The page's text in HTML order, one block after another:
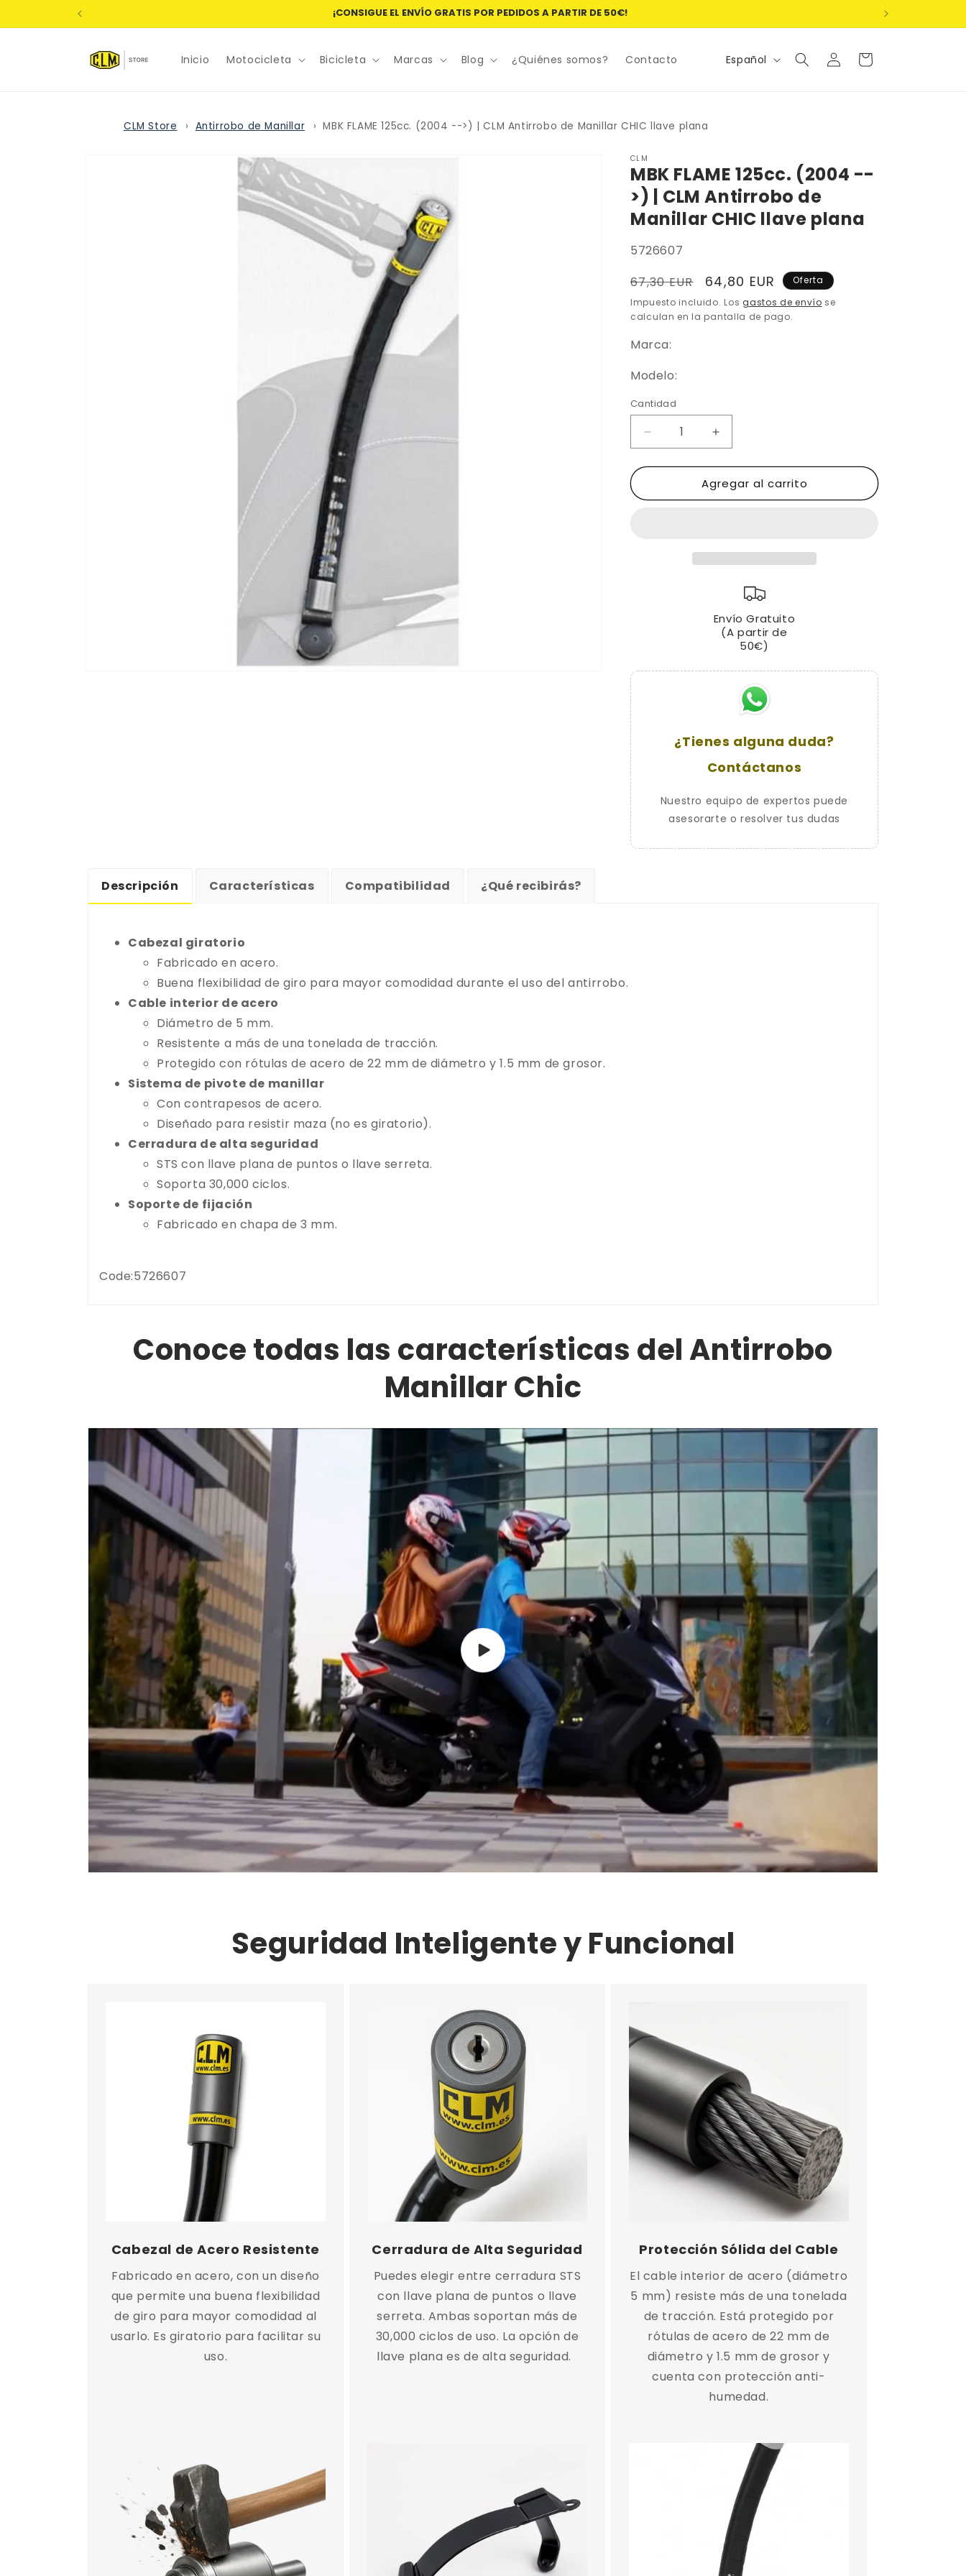
directamente
al contenido
¡CONSIGUE EL ENVÍO GRATIS POR PEDIDOS A PARTIR DE 50€!
Inicio Motocicleta Bicicleta Marcas Blog ¿Quiénes somos? Contacto Idioma
Español
Iniciar
sesión
Carrito
CLM Store Antirrobo de Manillar MBK FLAME 125cc. (2004 -->) | CLM Antirrobo de Manillar CHIC llave plana
CLM
MBK FLAME 125cc. (2004 --
>) | CLM Antirrobo de
Manillar CHIC llave plana
SKU:
5726607
Precio
habitual
67,30 EUR
Precio
de
oferta
64,80 EUR
Oferta
Impuesto incluido. Losgastos de envío se
calculan en la pantalla de pago.
Marca:
Modelo:
Cantidad
Reducir
cantidad
para
FLAME
Aumentar
cantidad
para
MBK
FLAME
Antirrobo
de
Manillar
plana
Agregar al carrito
Envío Gratuito
(A partir de
50€)
¿Tienes alguna duda?
Contáctanos
Nuestro equipo de expertos puede
asesorarte o resolver tus dudas
Descripción Características Compatibilidad ¿Qué recibirás?
Cabezal giratorio
Fabricado en acero.
Buena flexibilidad de giro para mayor comodidad durante el uso del antirrobo.
Cable interior de acero
Diámetro de 5 mm.
Resistente a más de una tonelada de tracción.
Protegido con rótulas de acero de 22 mm de diámetro y 1.5 mm de grosor.
Sistema de pivote de manillar
Con contrapesos de acero.
Diseñado para resistir maza (no es giratorio).
Cerradura de alta seguridad
STS con llave plana de puntos o llave serreta.
Soporta 30,000 ciclos.
Soporte de fijación
Fabricado en chapa de 3 mm.
Code:5726607
Conoce todas las características del Antirrobo
Manillar Chic
Seguridad Inteligente y Funcional
Cabezal de Acero Resistente
Fabricado en acero, con un diseño
que permite una buena flexibilidad
de giro para mayor comodidad al
usarlo. Es giratorio para facilitar su
uso.
Cerradura de Alta Seguridad
Puedes elegir entre cerradura STS
con llave plana de puntos o llave
serreta. Ambas soportan más de
30,000 ciclos de uso. La opción de
llave plana es de alta seguridad.
Protección Sólida del Cable
El cable interior de acero (diámetro
5 mm) resiste más de una tonelada
de tracción. Está protegido por
rótulas de acero de 22 mm de
diámetro y 1.5 mm de grosor y
cuenta con protección anti-
humedad.